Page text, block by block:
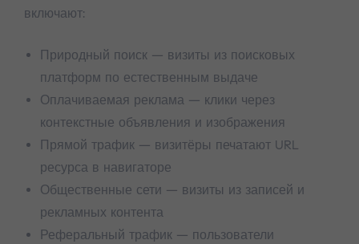
включают:
Природный поиск — визиты из поисковых
платформ по естественным выдаче
Оплачиваемая реклама — клики через
контекстные объявления и изображения
Прямой трафик — визитёры печатают URL
ресурса в навигаторе
Общественные сети — визиты из записей и
рекламных контента
Реферальный трафик — пользователи